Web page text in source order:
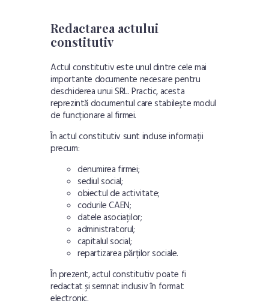
Redactarea actului
constitutiv
Actul constitutiv este unul dintre cele mai
importante documente necesare pentru
deschiderea unui SRL. Practic, acesta
reprezintă documentul care stabilește modul
de funcționare al firmei.
În actul constitutiv sunt incluse informații
precum:
denumirea firmei;
sediul social;
obiectul de activitate;
codurile CAEN;
datele asociaților;
administratorul;
capitalul social;
repartizarea părților sociale.
În prezent, actul constitutiv poate fi
redactat și semnat inclusiv în format
electronic.